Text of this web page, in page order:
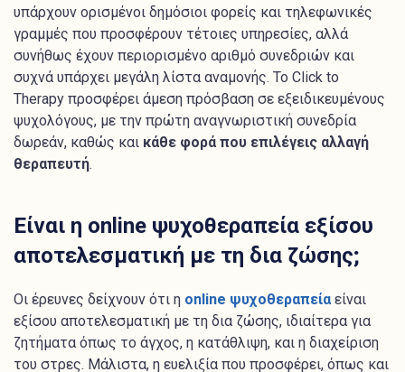
υπάρχουν ορισμένοι δημόσιοι φορείς και τηλεφωνικές
γραμμές που προσφέρουν τέτοιες υπηρεσίες, αλλά
συνήθως έχουν περιορισμένο αριθμό συνεδριών και
συχνά υπάρχει μεγάλη λίστα αναμονής. Το Click to
Therapy προσφέρει άμεση πρόσβαση σε εξειδικευμένους
ψυχολόγους, με την πρώτη αναγνωριστική συνεδρία
δωρεάν, καθώς και κάθε φορά που επιλέγεις αλλαγή
θεραπευτή.
Είναι η online ψυχοθεραπεία εξίσου
αποτελεσματική με τη δια ζώσης;
Οι έρευνες δείχνουν ότι η online ψυχοθεραπείαείναι
εξίσου αποτελεσματική με τη δια ζώσης, ιδιαίτερα για
ζητήματα όπως το άγχος, η κατάθλιψη, και η διαχείριση
του στρες. Μάλιστα, η ευελιξία που προσφέρει, όπως και